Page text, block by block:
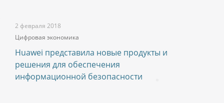
2 февраля 2018
Цифровая экономика
Huawei представила новые продукты и
решения для обеспечения
информационной безопасности